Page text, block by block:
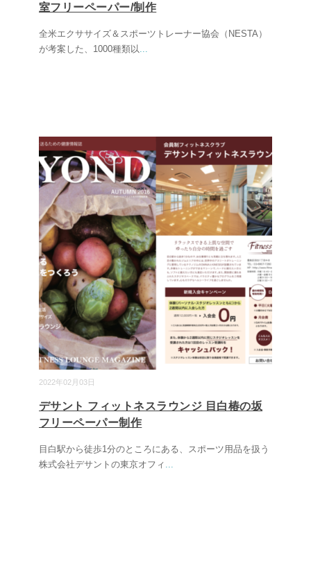
室フリーペーパー/制作
全米エクササイズ＆スポーツトレーナー協会（NESTA）
が考案した、1000種類以
2022年02月03日
デサント フィットネスラウンジ 目白椿の坂
フリーペーパー制作
目白駅から徒歩1分のところにある、スポーツ用品を扱う
株式会社デサントの東京オフィ